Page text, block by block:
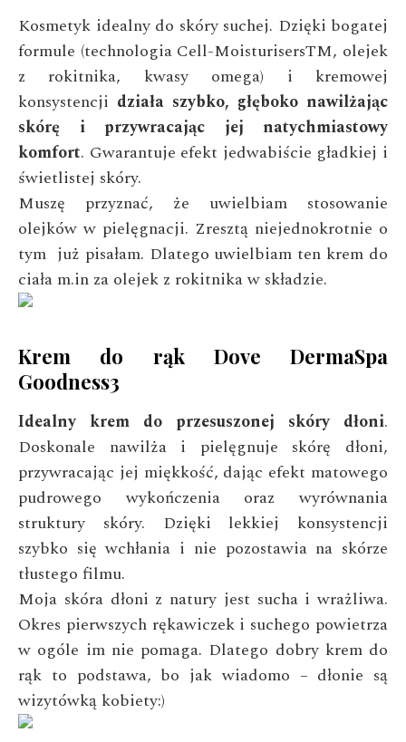
Kosmetyk idealny do skóry suchej. Dzięki bogatej
formule (technologia Cell-MoisturisersTM, olejek
z rokitnika, kwasy omega) i kremowej
konsystencji działa szybko, głęboko nawilżając
skórę i przywracając jej natychmiastowy
komfort. Gwarantuje efekt jedwabiście gładkiej i
świetlistej skóry.
Muszę przyznać, że uwielbiam stosowanie
olejków w pielęgnacji. Zresztą niejednokrotnie o
tym już pisałam. Dlatego uwielbiam ten krem do
ciała m.in za olejek z rokitnika w składzie.
Krem do rąk Dove DermaSpa
Goodness3
Idealny krem do przesuszonej skóry dłoni.
Doskonale nawilża i pielęgnuje skórę dłoni,
przywracając jej miękkość, dając efekt matowego
pudrowego wykończenia oraz wyrównania
struktury skóry. Dzięki lekkiej konsystencji
szybko się wchłania i nie pozostawia na skórze
tłustego filmu.
Moja skóra dłoni z natury jest sucha i wrażliwa.
Okres pierwszych rękawiczek i suchego powietrza
w ogóle im nie pomaga. Dlatego dobry krem do
rąk to podstawa, bo jak wiadomo – dłonie są
wizytówką kobiety:)